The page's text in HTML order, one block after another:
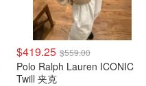
$419.25 $559.00
Polo Ralph Lauren ICONIC
Twill 夹克